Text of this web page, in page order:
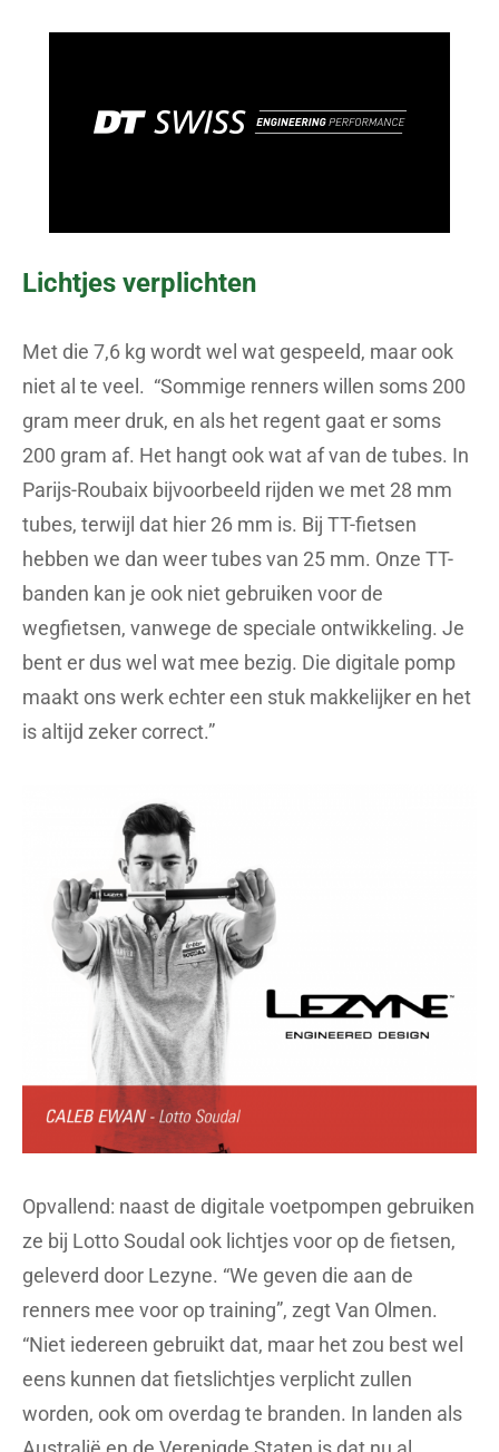
Lichtjes verplichten
Met die 7,6 kg wordt wel wat gespeeld, maar ook
niet al te veel. “Sommige renners willen soms 200
gram meer druk, en als het regent gaat er soms
200 gram af. Het hangt ook wat af van de tubes. In
Parijs-Roubaix bijvoorbeeld rijden we met 28 mm
tubes, terwijl dat hier 26 mm is. Bij TT-fietsen
hebben we dan weer tubes van 25 mm. Onze TT-
banden kan je ook niet gebruiken voor de
wegfietsen, vanwege de speciale ontwikkeling. Je
bent er dus wel wat mee bezig. Die digitale pomp
maakt ons werk echter een stuk makkelijker en het
is altijd zeker correct.”
Opvallend: naast de digitale voetpompen gebruiken
ze bij Lotto Soudal ook lichtjes voor op de fietsen,
geleverd door Lezyne. “We geven die aan de
renners mee voor op training”, zegt Van Olmen.
“Niet iedereen gebruikt dat, maar het zou best wel
eens kunnen dat fietslichtjes verplicht zullen
worden, ook om overdag te branden. In landen als